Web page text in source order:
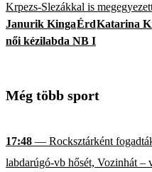
Krpezs-Slezákkal is
Janurik KingaÉrdKatarina
női kézilabda NB I
Még több sport
17:48 — Rocksztárként
labdarúgó-vb hősét, Vozinhát –